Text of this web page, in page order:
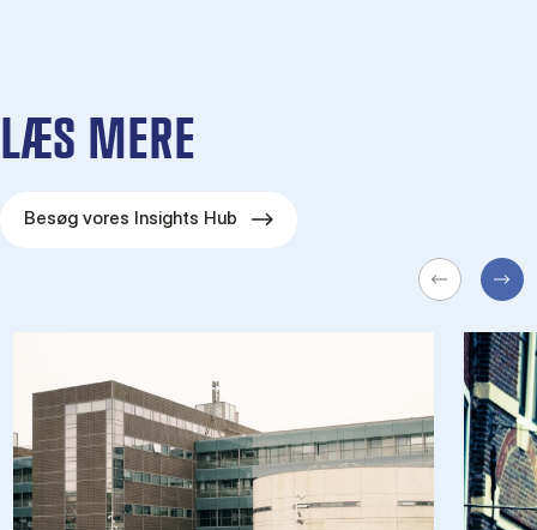
LÆS MERE
Besøg vores Insights Hub